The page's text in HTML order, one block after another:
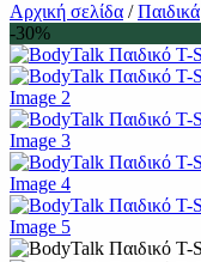
Αρχική σελίδα / Παιδικά
-30%